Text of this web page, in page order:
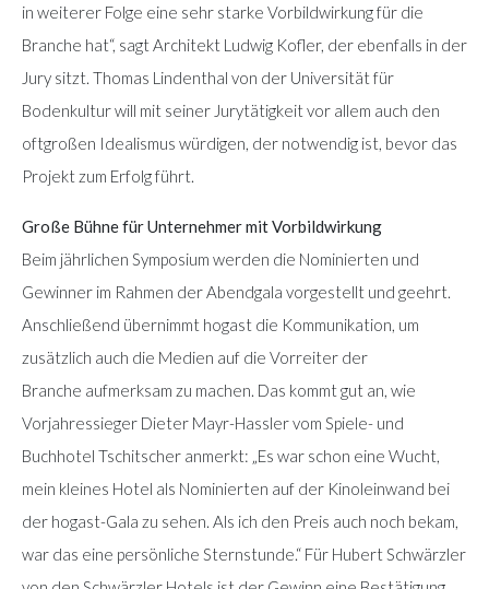
in weiterer Folge eine sehr starke Vorbildwirkung für die
Branche hat“, sagt Architekt Ludwig Kofler, der ebenfalls in der
Jury sitzt. Thomas Lindenthal von der Universität für
Bodenkultur will mit seiner Jurytätigkeit vor allem auch den
oftgroßen Idealismus würdigen, der notwendig ist, bevor das
Projekt zum Erfolg führt.
Große Bühne für Unternehmer mit Vorbildwirkung
Beim jährlichen Symposium werden die Nominierten und
Gewinner im Rahmen der Abendgala vorgestellt und geehrt.
Anschließend übernimmt hogast die Kommunikation, um
zusätzlich auch die Medien auf die Vorreiter der
Branche aufmerksam zu machen. Das kommt gut an, wie
Vorjahressieger Dieter Mayr-Hassler vom Spiele- und
Buchhotel Tschitscher anmerkt: „Es war schon eine Wucht,
mein kleines Hotel als Nominierten auf der Kinoleinwand bei
der hogast-Gala zu sehen. Als ich den Preis auch noch bekam,
war das eine persönliche Sternstunde.“ Für Hubert Schwärzler